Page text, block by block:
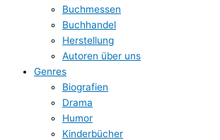
Buchmessen
Buchhandel
Herstellung
Autoren über uns
Genres
Biografien
Drama
Humor
Kinderbücher